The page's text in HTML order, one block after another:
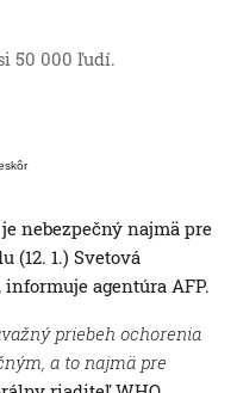
50 000 ľudí.
nebezpečný najmä pre
(12. 1.) Svetová
agentúra AFP.
priebeh ochorenia
a to najmä pre